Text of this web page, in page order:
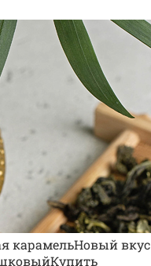
карамельНовый вкус
Купить